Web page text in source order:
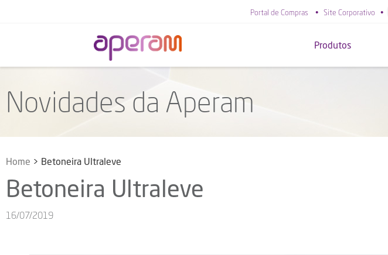
Portal de Compras • Site Corporativo •
Produtos
Novidades da Aperam
Home > Betoneira Ultraleve
Betoneira Ultraleve
16/07/2019